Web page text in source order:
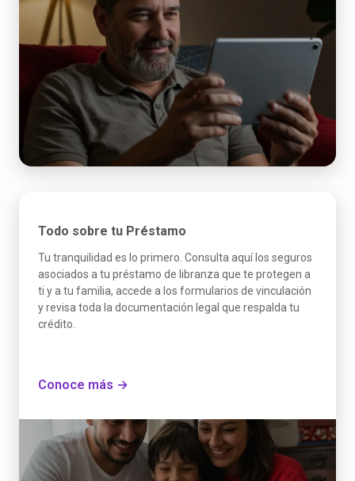
Todo sobre tu Préstamo
Tu tranquilidad es lo primero. Consulta aquí los seguros
asociados a tu préstamo de libranza que te protegen a
ti y a tu familia, accede a los formularios de vinculación
y revisa toda la documentación legal que respalda tu
crédito.
Conoce más →